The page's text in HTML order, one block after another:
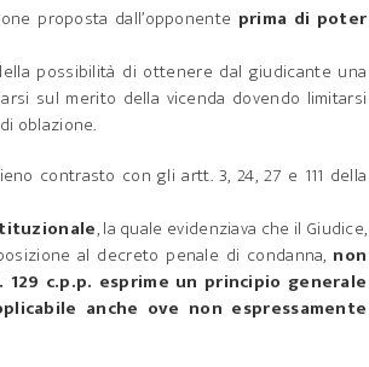
proposta dall’opponente prima di poter
possibilità di ottenere dal giudicante una
sul merito della vicenda dovendo limitarsi
oblazione.
contrasto con gli artt. 3, 24, 27 e 111 della
, la quale evidenziava che il Giudice,
al decreto penale di condanna, non
c.p.p. esprime un principio generale
anche ove non espressamente